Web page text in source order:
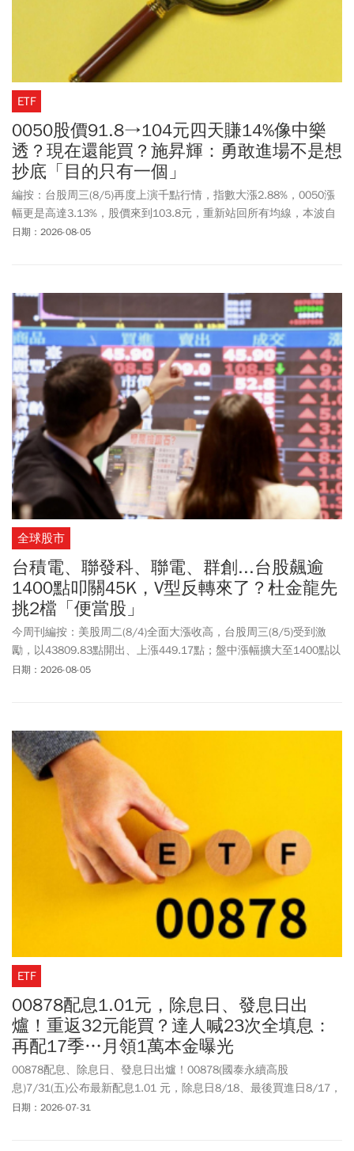
ETF
0050股價91.8→104元四天賺14%像中樂
透？現在還能買？施昇輝：勇敢進場不是想
抄底「目的只有一個」
編按：台股周三(8/5)再度上演千點行情，指數大漲2.88%，0050漲
幅更是高達3.13%，股價來到103.8元，重新站回所有均線，本波自
最低91.8元、到周三盤中最高104.75元，已經大漲超過14%。樂活
友知道今年4月底也可以買到90幾元，但當時不敢買，現在又看到90
幾元，就決定不要再等更低了。「他安慰自己，4月底買的人只要沒
賣，不就跟他現在買一樣？我有回他，他少了0.6元的股息。他說沒
關係，終於開始行動才更重要」。施昇輝分享，有人知道0050的時
間很晚，但你不能跟他說為什麼不早一點買？「任何時間看到、任
何時間知道0050的人，我都該告訴這些人我現在有買，讓他知道他
並不孤單」。
日期：2026-08-05
全球股市
台積電、聯發科、聯電、群創...台股飆逾
1400點叩關45K，V型反轉來了？杜金龍先
挑2檔「便當股」
今周刊編按：美股周二(8/4)全面大漲收高，台股周三(8/5)受到激
勵，以43809.83點開出、上漲449.17點；盤中漲幅擴大至1400點以
上，強勢重返44000大關。權值股方面全面回神，台積電(2330)開盤
自營商也同步減碼，賣超194.29億元，連8賣；投信則持續加碼，買
超252.7億元。由於外資連日出貨聯電，投信4日也由買轉賣，砍出
6380張，提款7.55億元。面對近期台股動盪，「股市老先覺」杜金
龍認為台股最危險的恐慌期已經過去，同時公開自己的操作策略，
建議投資人面對大盤應採取「低買高賣」隨時保留子彈，因應可能
出現「回馬槍」或「甩轎」。
日期：2026-08-05
ETF
00878配息1.01元，除息日、發息日出
爐！重返32元能買？達人喊23次全填息：
再配17季…月領1萬本金曝光
00878配息、除息日、發息日出爐！00878(國泰永續高股
息)7/31(五)公布最新配息1.01 元，除息日8/18、最後買進日8/17，
發息日9/11。00878本波股價最低跌到30.3元，週五(7/31)大漲
日期：2026-07-31